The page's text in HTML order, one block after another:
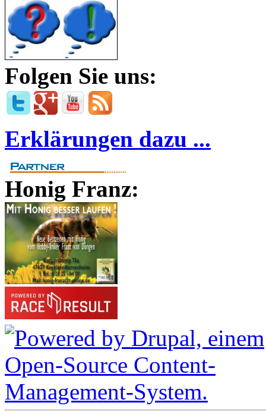
Folgen Sie uns:
Erklärungen dazu ...
Honig Franz: